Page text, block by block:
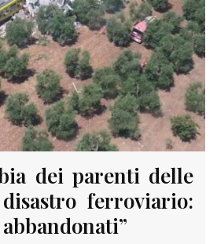
dei parenti delle
ferroviario: